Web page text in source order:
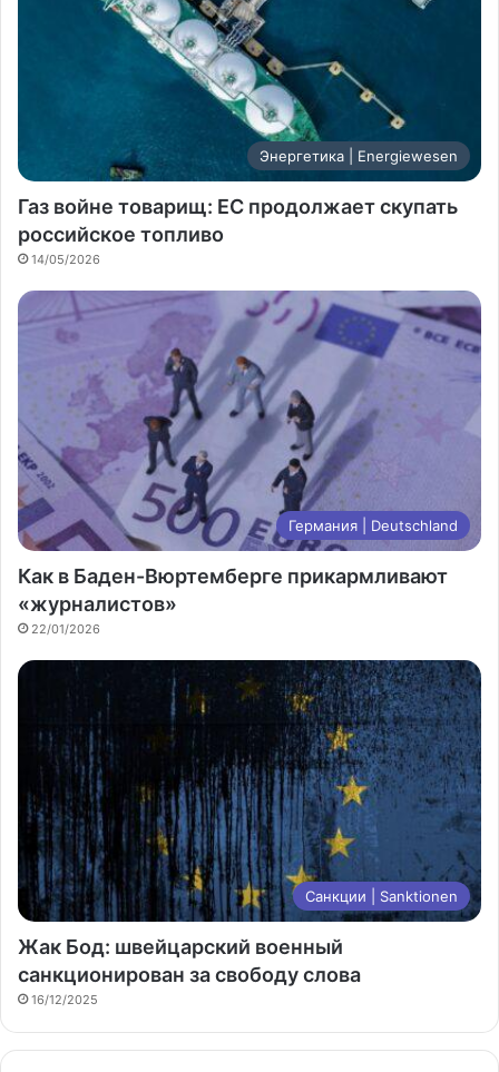
Энергетика | Energiewesen
Газ войне товарищ: ЕС продолжает скупать
российское топливо
14/05/2026
Германия | Deutschland
Как в Баден-Вюртемберге прикармливают
«журналистов»
22/01/2026
Санкции | Sanktionen
Жак Бод: швейцарский военный
санкционирован за свободу слова
16/12/2025